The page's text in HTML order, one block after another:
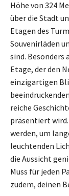
Höhe von 324
über die Stadt
Etagen des
Souvenirläden
sind. Besonders
Etage, der den
einzigartigen
reiche
präsentiert
werden, um
leuchtenden
die Aussicht
Muss für jeden
zudem, deinen